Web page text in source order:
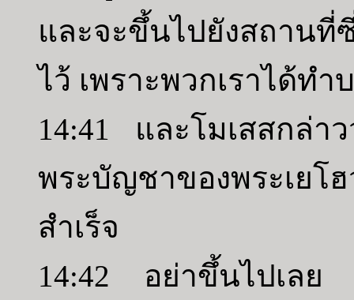
และจะขึ้นไปยังสถานที่
ไว้ เพราะพวกเราได้ทำ
14:41 และโมเสสกล่า
พระบัญชาของพระเย
สำเร็จ
14:42 อย่าขึ้นไปเลย